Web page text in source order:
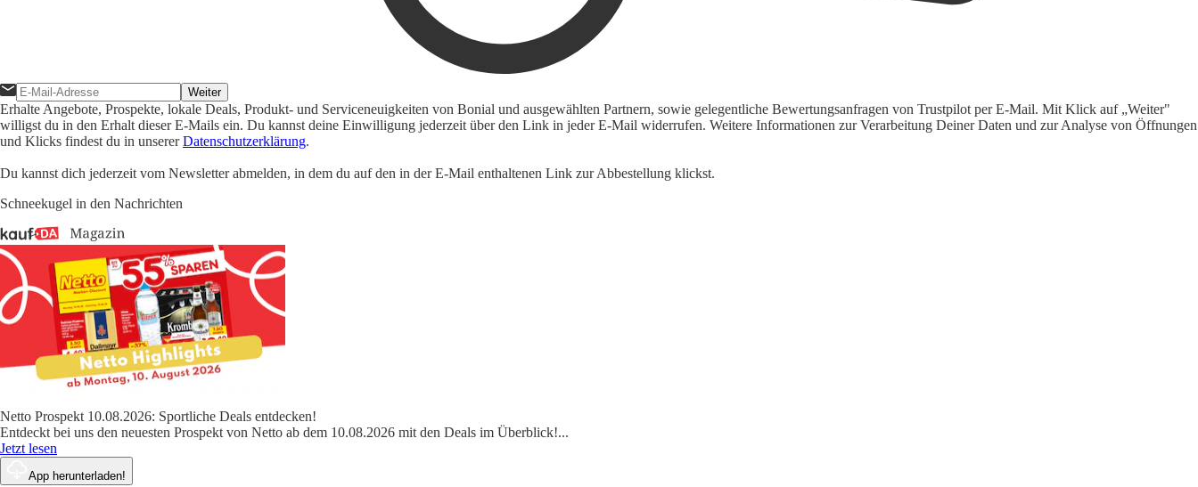
Weiter
Erhalte Angebote, Prospekte, lokale Deals, Produkt- und Serviceneuigkeiten von Bonial und ausgewählten Partnern, sowie gelegentliche Bewertungsanfragen von Trustpilot per E-Mail. Mit Klick auf „Weiter"
willigst du in den Erhalt dieser E-Mails ein. Du kannst deine Einwilligung jederzeit über den Link in jeder E-Mail widerrufen. Weitere Informationen zur Verarbeitung Deiner Daten und zur Analyse von Öffnungen
und Klicks findest du in unsererDatenschutzerklärung.
Du kannst dich jederzeit vom Newsletter abmelden, in dem du auf den in der E-Mail enthaltenen Link zur Abbestellung klickst.
Schneekugel in den Nachrichten
Netto Prospekt 10.08.2026: Sportliche Deals entdecken!
Entdeckt bei uns den neuesten Prospekt von Netto ab dem 10.08.2026 mit den Deals im Überblick!...
Jetzt lesen
App herunterladen!